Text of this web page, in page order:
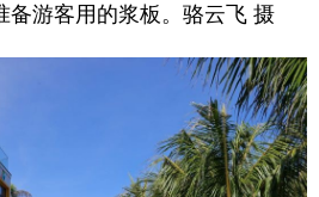
游客用的浆板。骆云飞 摄